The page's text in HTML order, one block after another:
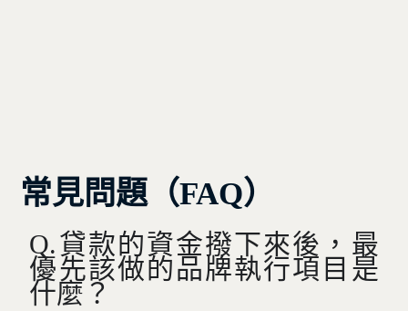
常見問題（FAQ）
Q.貸款的資金撥下來後，最
優先該做的品牌執行項目是
什麼？